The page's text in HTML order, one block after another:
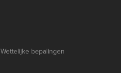
Wettelijke bepalingen